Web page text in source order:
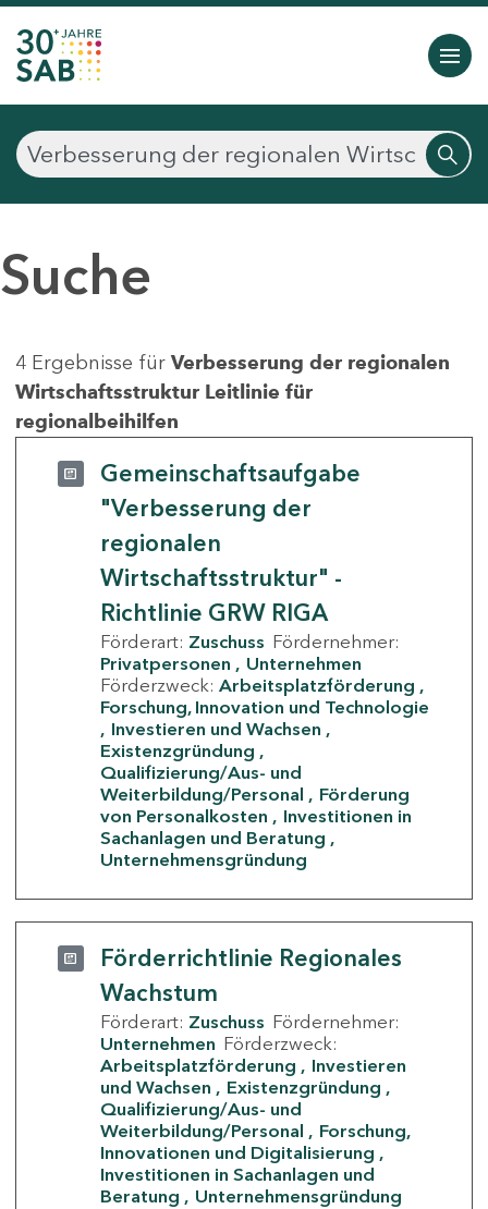
Suche
4 Ergebnisse für Verbesserung der regionalen
Wirtschaftsstruktur Leitlinie für
regionalbeihilfen
Gemeinschaftsaufgabe
"Verbesserung der
regionalen
Wirtschaftsstruktur" -
Richtlinie GRW RIGA
Förderart: Zuschuss Fördernehmer:
Privatpersonen
Unternehmen
Förderzweck: Arbeitsplatzförderung
Forschung, Innovation und Technologie
Investieren und Wachsen
Existenzgründung
Qualifizierung/Aus- und
Weiterbildung/Personal
Förderung
von Personalkosten
Investitionen in
Sachanlagen und Beratung
Unternehmensgründung
Förderrichtlinie Regionales
Wachstum
Förderart: Zuschuss Fördernehmer:
Unternehmen Förderzweck:
Arbeitsplatzförderung
Investieren
und Wachsen
Existenzgründung
Qualifizierung/Aus- und
Weiterbildung/Personal
Forschung,
Innovationen und Digitalisierung
Investitionen in Sachanlagen und
Beratung
Unternehmensgründung